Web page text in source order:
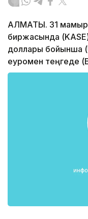
АЛМАТЫ. 31 мамыр.
биржасында
доллары бойынша
еуромен теңгеде